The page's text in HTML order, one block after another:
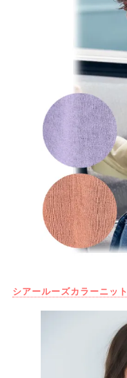
シアールーズカラーニット